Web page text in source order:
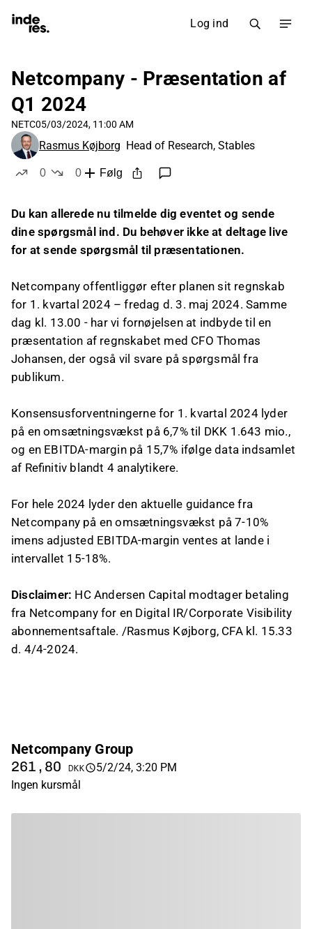
Log ind
Netcompany - Præsentation af
Q1 2024
NETC05/03/2024, 11:00 AM
Rasmus Køjborg Head of Research, Stables
0
0
Følg
Du kan allerede nu tilmelde dig eventet og sende
dine spørgsmål ind. Du behøver ikke at deltage live
for at sende spørgsmål til præsentationen.
Netcompany offentliggør efter planen sit regnskab
for 1. kvartal 2024 – fredag d. 3. maj 2024. Samme
dag kl. 13.00 - har vi fornøjelsen at indbyde til en
præsentation af regnskabet med CFO Thomas
Johansen, der også vil svare på spørgsmål fra
publikum.
Konsensusforventningerne for 1. kvartal 2024 lyder
på en omsætningsvækst på 6,7% til DKK 1.643 mio.,
og en EBITDA-margin på 15,7% ifølge data indsamlet
af Refinitiv blandt 4 analytikere.
For hele 2024 lyder den aktuelle guidance fra
Netcompany på en omsætningsvækst på 7-10%
imens adjusted EBITDA-margin ventes at lande i
intervallet 15-18%.
Disclaimer: HC Andersen Capital modtager betaling
fra Netcompany for en Digital IR/Corporate Visibility
abonnementsaftale. /Rasmus Køjborg, CFA kl. 15.33
d. 4/4-2024.
Netcompany Group
261,80 DKK
5/2/24, 3:20 PM
Ingen kursmål